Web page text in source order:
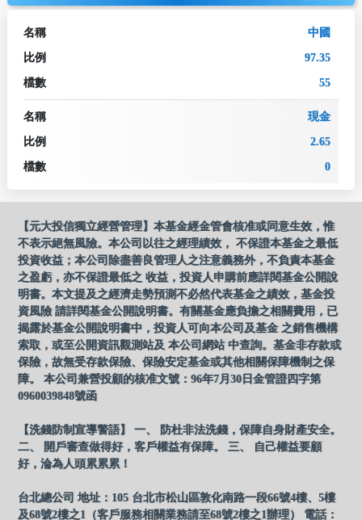
名稱 中國
比例 97.35
檔數 55
名稱 現金
比例 2.65
檔數 0
【元大投信獨立經營管理】本基金經金管會核准或同意生效，惟
不表示絕無風險。本公司以往之經理績效， 不保證本基金之最低
投資收益；本公司除盡善良管理人之注意義務外，不負責本基金
之盈虧，亦不保證最低之 收益，投資人申購前應詳閱基金公開說
明書。本文提及之經濟走勢預測不必然代表基金之績效，基金投
資風險 請詳閱基金公開說明書。有關基金應負擔之相關費用，已
揭露於基金公開說明書中，投資人可向本公司及基金 之銷售機構
索取，或至公開資訊觀測站及 本公司網站 中查詢。基金非存款或
保險，故無受存款保險、保險安定基金或其他相關保障機制之保
障。 本公司兼營投顧的核准文號：96年7月30日金管證四字第
0960039848號函
【洗錢防制宣導警語】 一、 防杜非法洗錢，保障自身財產安全。
二、 開戶審查做得好，客戶權益有保障。 三、 自己權益要顧
好，淪為人頭累累累！
台北總公司 地址：105 台北市松山區敦化南路一段66號4樓、5樓
及68號2樓之1（客戶服務相關業務請至68號2樓之1辦理） 電話：